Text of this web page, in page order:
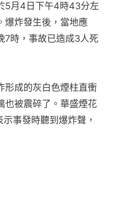
5月4日下午4時43分左
爆炸發生後，當地應
7時，事故已造成3人死
形成的灰白色煙柱直衝
也被震碎了。華盛煙花
事發時聽到爆炸聲，